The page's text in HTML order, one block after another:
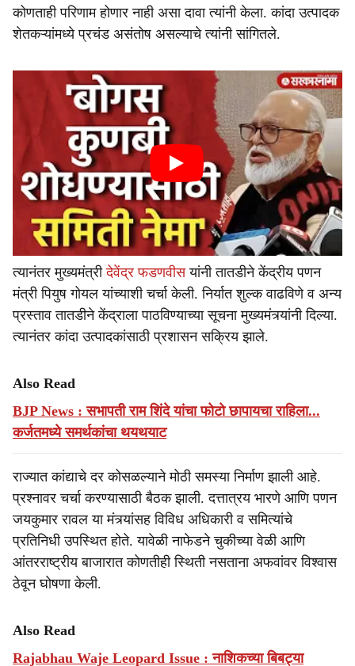
कोणताही परिणाम होणार नाही असा दावा त्यांनी केला. कांदा उत्पादक
शेतकऱ्यांमध्ये प्रचंड असंतोष असल्याचे त्यांनी सांगितले.
त्यानंतर मुख्यमंत्रीदेवेंद्र फडणवीसयांनी तातडीने केंद्रीय पणन
मंत्री पियुष गोयल यांच्याशी चर्चा केली. निर्यात शुल्क वाढविणे व अन्य
प्रस्ताव तातडीने केंद्राला पाठविण्याच्या सूचना मुख्यमंत्र्यांनी दिल्या.
त्यानंतर कांदा उत्पादकांसाठी प्रशासन सक्रिय झाले.
Also Read
BJP News : सभापती राम शिंदे यांचा फोटो छापायचा राहिला...
कर्जतमध्ये समर्थकांचा थयथयाट
राज्यात कांद्याचे दर कोसळल्याने मोठी समस्या निर्माण झाली आहे.
प्रश्नावर चर्चा करण्यासाठी बैठक झाली. दत्तात्रय भारणे आणि पणन
जयकुमार रावल या मंत्र्यांसह विविध अधिकारी व समित्यांचे
प्रतिनिधी उपस्थित होते. यावेळी नाफेडने चुकीच्या वेळी आणि
आंतरराष्ट्रीय बाजारात कोणतीही स्थिती नसताना अफवांवर विश्वास
ठेवून घोषणा केली.
Also Read
Rajabhau Waje Leopard Issue : नाशिकच्या बिबट्या